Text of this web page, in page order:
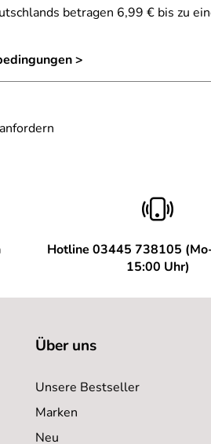
betragen 6,99 € bis zu
>
Hotline 03445 738105
15:00 Uhr)
Über uns
Unsere Bestseller
Marken
Neu